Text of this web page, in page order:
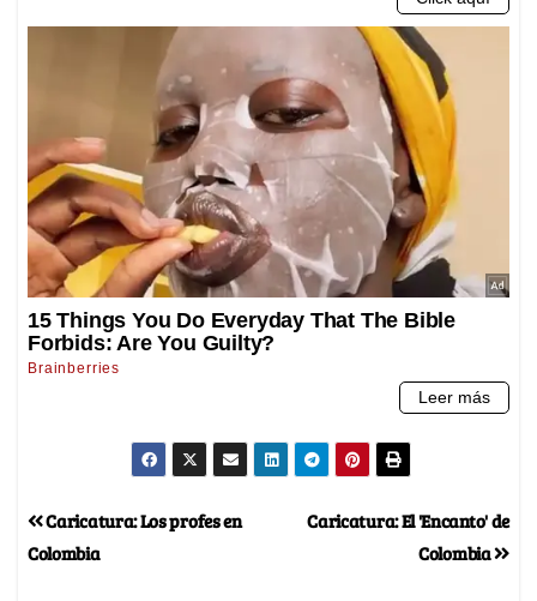
Caricatura: El 'Encanto' de
Colombia
Caricatura: Los profes en
Colombia